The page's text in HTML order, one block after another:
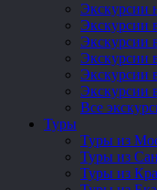
Экскурсии
Экскурсии
Экскурсии
Экскурсии
Экскурсии
Экскурсии
Все
Туры
Туры из
Туры из
Туры из